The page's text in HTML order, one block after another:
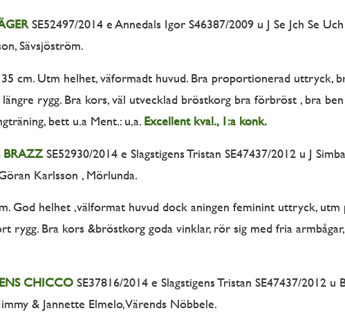
SE52497/2014 e Annedals Igor S46387/2009 u J Se Jch Se
Sävsjöström.
cm. Utm helhet, väformadt huvud. Bra proportionerad uttryck,
rygg. Bra kors, väl utvecklad bröstkorg bra förbröst , bra
bett u.a Ment.: u,a. Excellent kval., 1:a konk.
BRAZZSE52930/2014 e Slagstigens Tristan SE47437/2012 u J
Karlsson , Mörlunda.
God helhet ,välformat huvud dock aningen feminint uttryck, utm
rygg. Bra kors &bröstkorg goda vinklar, rör sig med fria
CHICCO SE37816/2014 e Slagstigens Tristan SE47437/2012 u
& Jannette Elmelo, Värends Nöbbele.